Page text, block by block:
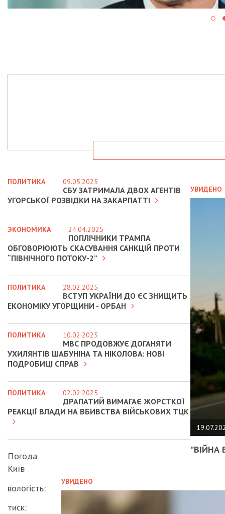
УВИДЕНО
"ВІЙНА
УВИДЕНО
ПОЛИТИКА 09.05.2025
СБУ ЗАТРИМАЛА ДВОХ АГЕНТІВ
УГОРСЬКОЇ РОЗВІДКИ НА ЗАКАРПАТТІ
ЭКОНОМИКА 24.04.2025
ПОПЛІЧНИКИ ТРАМПА
ОБГОВОРЮЮТЬ СКАСУВАННЯ САНКЦІЙ ПРОТИ
“ПІВНІЧНОГО ПОТОКУ-2”
ПОЛИТИКА 28.02.2025
ВСТУП УКРАЇНИ ДО ЄС ЗНИЩИТЬ
ЕКОНОМІКУ УГОРЩИНИ - ОРБАН
ПОЛИТИКА 10.02.2025
МВС ПРОДОВЖУЄ ДОГАНЯТИ
УХИЛЯНТІВ ШАБУНІНА ТА НІКОЛОВА: НОВІ
ПОДРОБИЦІ СПРАВ
ПОЛИТИКА 02.02.2025
ДРАПАТИЙ ВИМАГАЄ ЖОРСТКОЇ
РЕАКЦІЇ ВЛАДИ НА ВБИВСТВА ВІЙСЬКОВИХ ТЦК
Погода
Київ
вологість:
тиск: